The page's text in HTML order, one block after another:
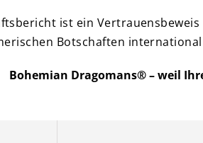
ist ein
Botschaften
Bohemian Dragomans® – weil